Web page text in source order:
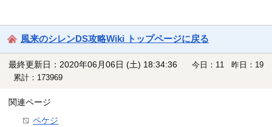
風来のシレンDS攻略Wiki トップページに戻る
最終更新日：2020年06月06日 (土) 18:34:36
今日：11 昨日：19
累計：173969
関連ページ
ペケジ